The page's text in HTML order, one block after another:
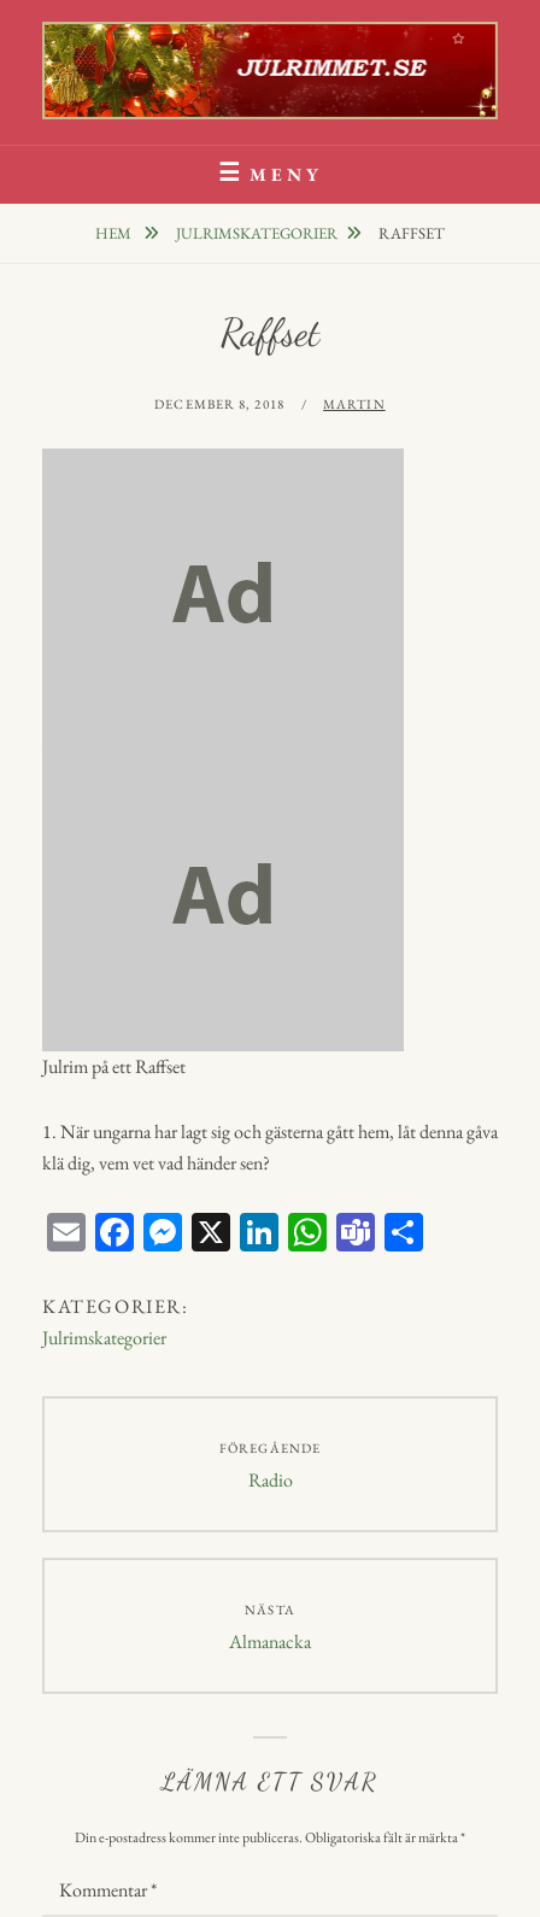
innehåll
Julrim Och Julklappsrim
MENY
HEM JULRIMSKATEGORIER RAFFSET
Raffset
PUBLICERAT
DECEMBER 8, 2018 AV
MARTIN
Julrim på ett Raffset
1. När ungarna har lagt sig och gästerna gått hem, låt denna gåva
klä dig, vem vet vad händer sen?
E
ail
Fa
bo
ok
M
en
r
X Li W
p
Te
KATEGORIER:
Julrimskategorier
FÖREGÅENDE
Föregående
Radio
NÄSTA
Nästa
Almanacka
LÄMNA ETT SVAR
Din e-postadress kommer inte publiceras.Obligatoriska fält är märkta*
Kommentar*